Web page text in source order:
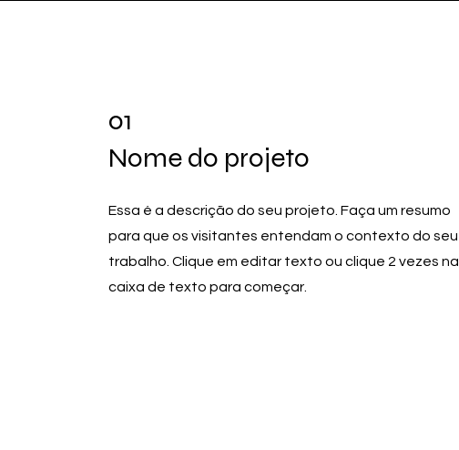
01
Nome do projeto
Essa é a descrição do seu projeto. Faça um resumo
para que os visitantes entendam o contexto do seu
trabalho. Clique em editar texto ou clique 2 vezes na
caixa de texto para começar.